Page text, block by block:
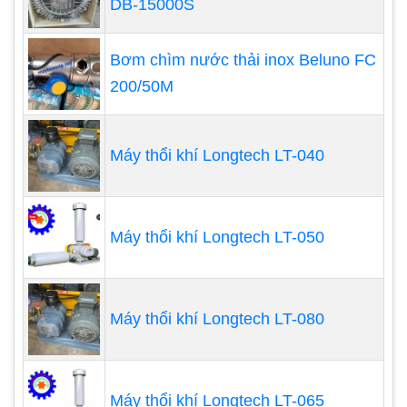
Các loại này có khả năng tạo ra sự lưu thông nước
sâu trong các ao có độ sâu hơn 2,00 m. Sự kết hợp
giữa sục khí quạt guồng và sục khí bơm cánh
quạt-khuếch tán có thể hiệu quả nhất trong trộn
nước ao, đặc biệt là ở các ao sâu.
Các hệ thống này không phù hợp cho các ao nuôi
lớn bởi vì chiều dài ống quá dài và sử dụng nhiều
ống khuếch tán. Các hệ thống khuếch tán không
khí thích hợp nhất cho các ao rộng 0,25 ha hoặc
nhỏ hơn. Những loại sục khí này đặc biệt hợp lý với
các cụm liên kết các ao nhỏ trong đó một máy
thổi khí có thể cung cấp không khí đến các ống
khuếch tán ở nhiều ao.
DB-15000S
Bơm chìm nước thải inox Beluno FC
200/50M
Máy thổi khí Longtech LT-040
Máy thổi khí Longtech LT-050
Máy thổi khí Longtech LT-080
Máy thổi khí Longtech LT-065